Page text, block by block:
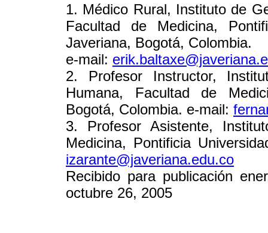
1. Médico Rural, Instituto de
Facultad de Medicina,
Javeriana, Bogotá, Colombia.
e-mail:
2. Profesor Instructor,
Humana, Facultad de
Bogotá, Colombia. e-mail:
3. Profesor Asistente,
Medicina, Pontificia
izarante@javeriana.edu.co
Recibido para publicación
octubre 26, 2005